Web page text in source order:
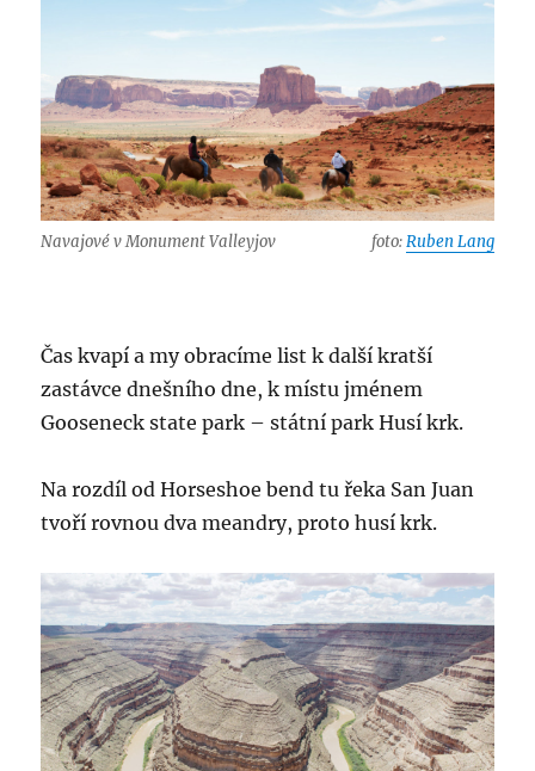
Navajové v Monument Valleyjov foto:Ruben Lang
Čas kvapí a my obracíme list k další kratší
zastávce dnešního dne, k místu jménem
Gooseneck state park – státní park Husí krk.
Na rozdíl od Horseshoe bend tu řeka San Juan
tvoří rovnou dva meandry, proto husí krk.